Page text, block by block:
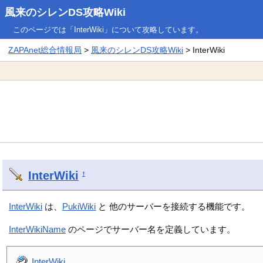
風来のシレンDS攻略Wiki
このページでは「InterWiki」について攻略しています。
ZAPAnet総合情報局 > 風来のシレンDS攻略Wiki > InterWiki
InterWiki †
InterWiki は、 PukiWiki と 他のサーバーを接続する機能です。
InterWikiName のページでサーバー名を定義しています。